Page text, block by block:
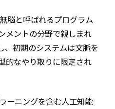
脳と呼ばれるプログラム
メントの分野で親しまれ
、初期のシステムは文脈を
的なやり取りに限定され
ーニングを含む人工知能